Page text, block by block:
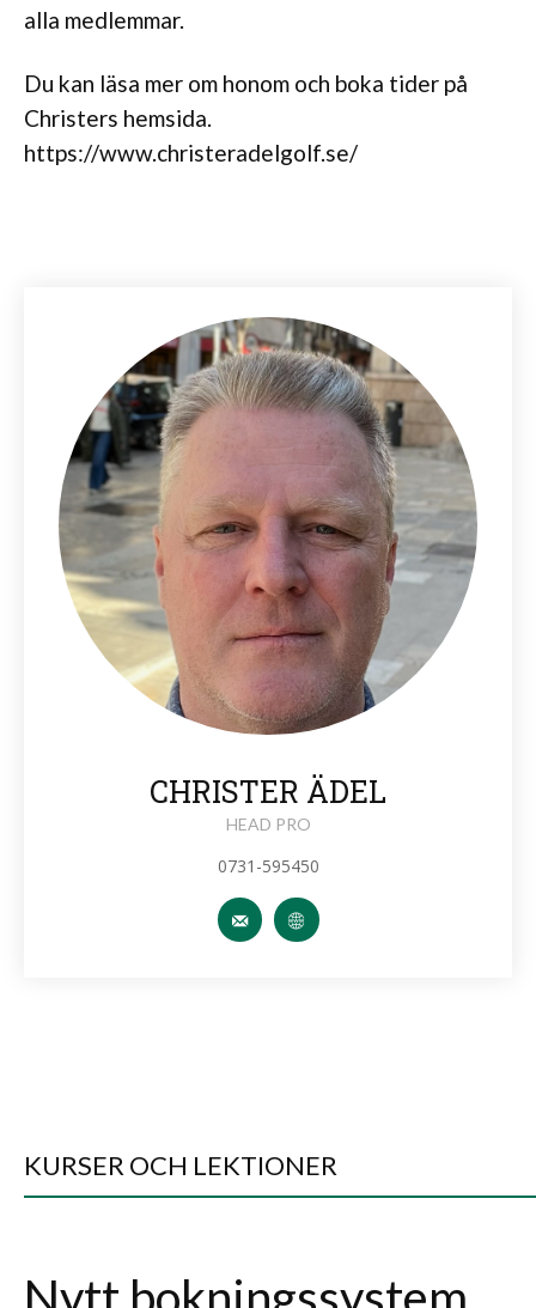
alla medlemmar.
Du kan läsa mer om honom och boka tider på
Christers hemsida.
https://www.christeradelgolf.se/
CHRISTER ÄDEL
HEAD PRO
0731-595450
KURSER OCH LEKTIONER